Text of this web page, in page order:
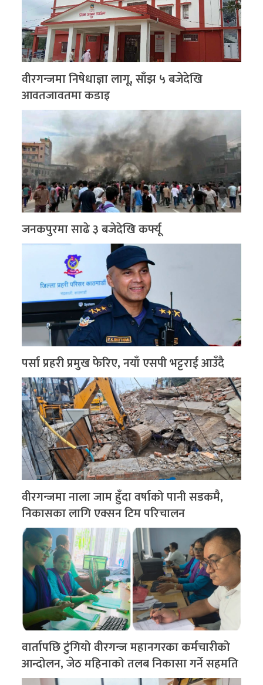
वीरगन्जमा निषेधाज्ञा लागू, साँझ ५ बजेदेखि
आवतजावतमा कडाइ
जनकपुरमा साढे ३ बजेदेखि कर्फ्यू
पर्सा प्रहरी प्रमुख फेरिए, नयाँ एसपी भट्टराई आउँदै
वीरगन्जमा नाला जाम हुँदा वर्षाको पानी सडकमै,
निकासका लागि एक्सन टिम परिचालन
वार्तापछि टुंगियो वीरगन्ज महानगरका कर्मचारीको
आन्दोलन, जेठ महिनाको तलब निकासा गर्ने सहमति